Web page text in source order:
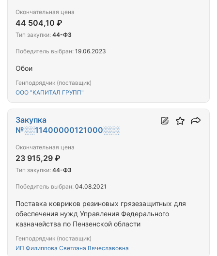
Обои
Генподрядчик (поставщик)
ООО "КАПИТАЛ ГРУПП"
Окончательная цена
44 504,10 ₽
Тип закупки: 44-ФЗ
Победитель выбран: 19.06.2023
Поставка ковриков резиновых грязезащитных для
обеспечения нужд Управления Федерального
казначейства по Пензенской области
Генподрядчик (поставщик)
ИП Филиппова Светлана Вячеславовна
Закупка
№░░11400000121000░░░
Окончательная цена
23 915,29 ₽
Тип закупки: 44-ФЗ
Победитель выбран: 04.08.2021